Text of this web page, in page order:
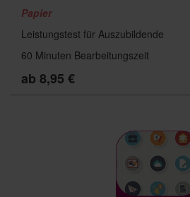
Papier
Leistungstest für Auszubildende
60 Minuten Bearbeitungszeit
ab 8,95 €